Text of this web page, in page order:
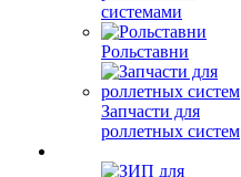
системами
Рольставни
Запчасти для
роллетных систем